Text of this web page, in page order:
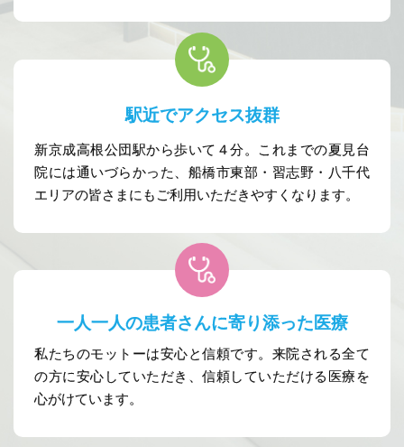
駅近でアクセス抜群
新京成高根公団駅から歩いて４分。これまでの夏見台
院には通いづらかった、船橋市東部・習志野・八千代
エリアの皆さまにもご利用いただきやすくなります。
一人一人の患者さんに寄り添った医療
私たちのモットーは安心と信頼です。来院される全て
の方に安心していただき、信頼していただける医療を
心がけています。